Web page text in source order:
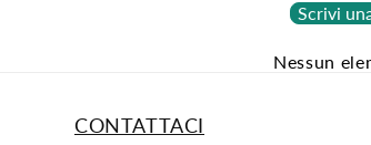
Scrivi
Nessun
CONTATTACI